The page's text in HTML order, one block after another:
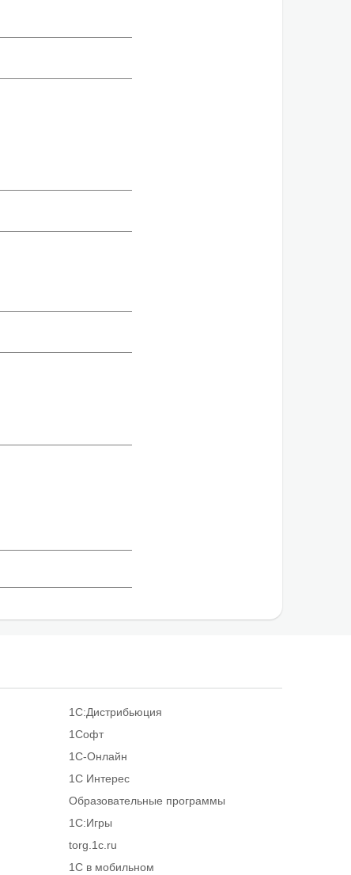
1С:Дистрибьюция
1Софт
1С-Онлайн
1С Интерес
Образовательные программы
1С:Игры
torg.1c.ru
1С в мобильном